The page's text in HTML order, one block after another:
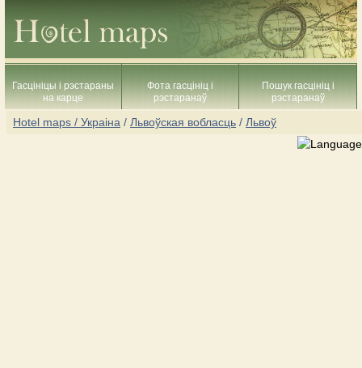
Гасцініцы і рэстараны
на карце
Фота гасцініц і
рэстаранаў
Пошук гасцініц і
рэстаранаў
Hotel maps / Украіна / Львоўская вобласць / Львоў